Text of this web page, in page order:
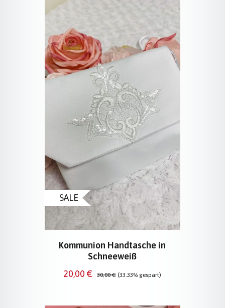
SALE
Kommunion Handtasche in
Schneeweiß
Verkaufspreis:
20,00 € Regulärer Preis:
30,00 € (33.33% gespart)